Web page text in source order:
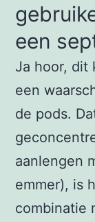
een
Ja hoor, dit
een
de pods.
aanlengen
emmer), is
combinatie